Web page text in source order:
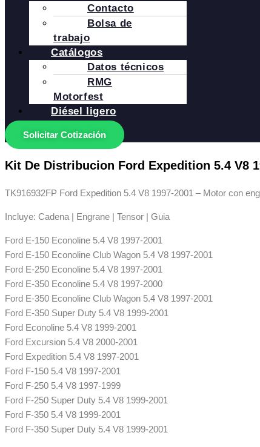
Contacto
Bolsa de
trabajo
Catálogos
Datos técnicos
RMG
Motorfest
Diésel ligero
Solicitar Cotización
Kit De Distribucion Ford Expedition 5.4 V8
TK916932FP Ford Expedition 5.4 V8 1997-2001 – Motor con
Incluye: Cadena | Engrane | Tensor | Guia
Ford E-150 Econoline 5.4 V8 1997-2001
Ford E-150 Econoline Club Wagon 5.4 V8 1997-2001
Ford E-250 Econoline 5.4 V8 1997-2001
Ford E-350 Econoline 5.4 V8 1997-2000
Ford E-350 Econoline Club Wagon 5.4 V8 1997-2001
Ford E-350 Super Duty 5.4 V8 1999-2001
Ford Econoline 5.4 V8 1999-2001
Ford Excursion 5.4 V8 2000-2001
Ford Expedition 5.4 V8 1997-2001
Ford F-150 5.4 V8 1997-2001
Ford F-250 5.4 V8 1997-1999
Ford F-250 Super Duty 5.4 V8 1999-2001
Ford F-350 5.4 V8 1999-2001
Ford F-350 Super Duty 5.4 V8 1999-2001